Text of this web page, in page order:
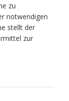
zu
notwendigen
stellt der
zur